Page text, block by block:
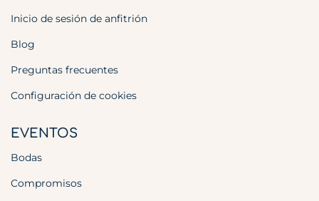
Inicio de sesión de anfitrión
Blog
Preguntas frecuentes
Configuración de cookies
EVENTOS
Bodas
Compromisos